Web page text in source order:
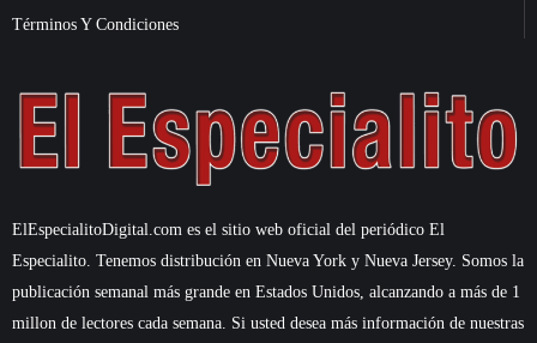
Términos Y Condiciones
ElEspecialitoDigital.com es el sitio web oficial del periódico El
Especialito. Tenemos distribución en Nueva York y Nueva Jersey. Somos la
publicación semanal más grande en Estados Unidos, alcanzando a más de 1
millon de lectores cada semana. Si usted desea más información de nuestras